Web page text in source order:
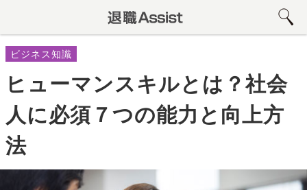
ビジネス知識
ヒューマンスキルとは？社会
人に必須７つの能力と向上方
法